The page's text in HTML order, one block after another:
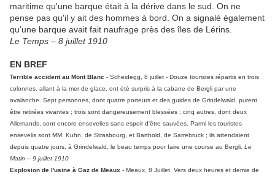
maritime qu'une barque était à la dérive dans le sud. On ne
pense pas qu'il y ait des hommes à bord. On a signalé également
qu'une barque avait fait naufrage près des îles de Lérins.
Le Temps – 8 juillet 1910
EN BREF
Terrible accident au Mont Blanc - Scheidegg, 8 juillet - Douze touristes répartis en trois
colonnes, allant à la mer de glace, ont été surpris à la cabane de Bergli par une
avalanche. Sept personnes, dont quatre porteurs et des guides de Grindelwald, purent
être retirées vivantes ; trois sont dangereusement blessées ; cinq autres, dont deux
Allemands, sont encore ensevelies sans espoir d'être sauvées. Parmi les touristes
ensevelis sont MM. Kuhn, de Strasbourg, et Barthold, de Sarrebruck ; ils attendaient
depuis quatre jours, à Grindelwald, le beau temps pour faire une course au Bergli. Le
Matin – 9 juillet 1910
Explosion de l'usine à Gaz de Meaux - Meaux, 8 Juillet. Vers deux heures et demie de